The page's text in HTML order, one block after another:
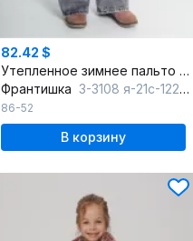
82.42 $
Утепленное зимнее пальто с рюшем и меховым капюшоном
Франтишка З-3108 я-21с-122-с78 светло-розовый
86-52
В корзину